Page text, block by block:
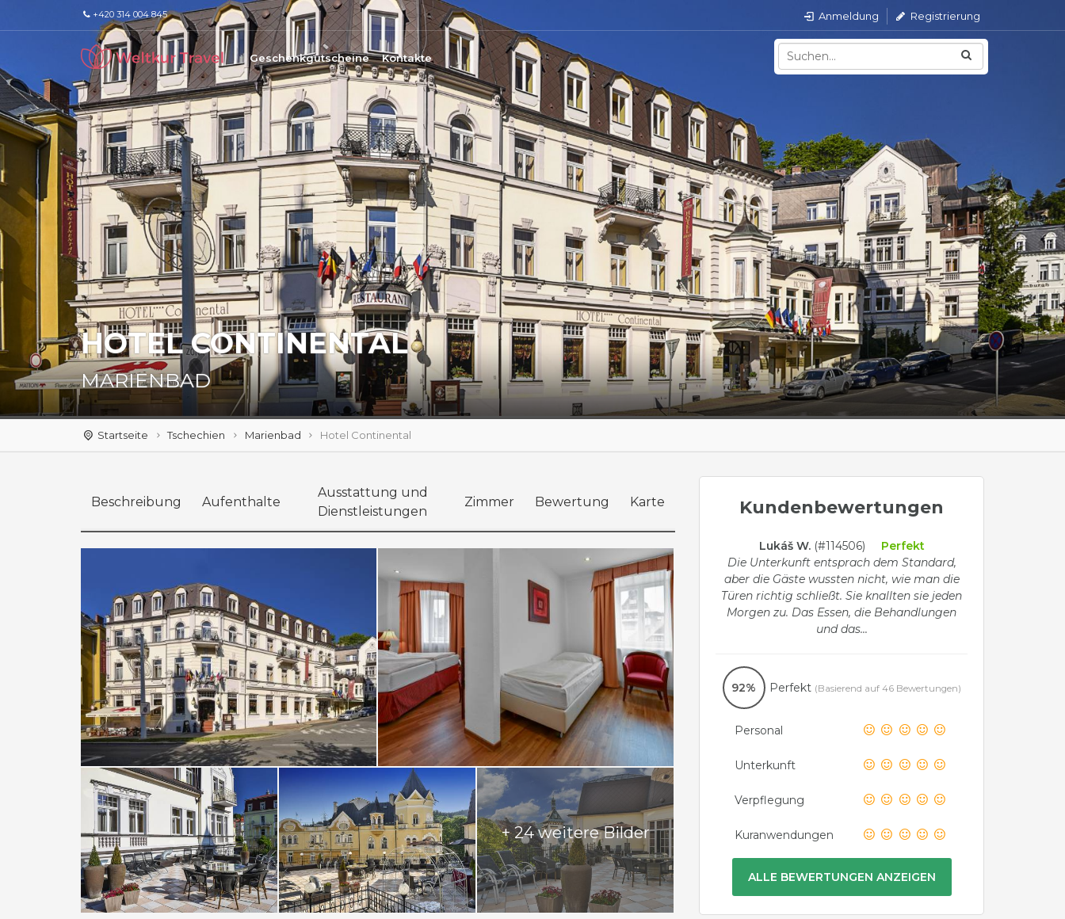
+420 314 004 845 Anmeldung Registrierung
Geschenkgutscheine Kontakte
HOTEL CONTINENTAL
MARIENBAD
Startseite Tschechien Marienbad Hotel Continental
Beschreibung Aufenthalte
Ausstattung und
Dienstleistungen
Zimmer Bewertung Karte
+ 24 weitere Bilder
Kundenbewertungen
Lukáš W.(#114506) Perfekt
Die Unterkunft entsprach dem Standard,
aber die Gäste wussten nicht, wie man die
Türen richtig schließt. Sie knallten sie jeden
Morgen zu. Das Essen, die Behandlungen
und das...
92% Perfekt (Basierend auf 46 Bewertungen)
Personal
Unterkunft
Verpflegung
Kuranwendungen
ALLE BEWERTUNGEN ANZEIGEN